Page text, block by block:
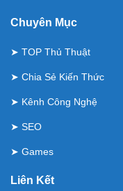
Chuyên Mục
➤ TOP Thủ Thuật
➤ Chia Sẻ Kiến Thức
➤ Kênh Công Nghệ
➤ SEO
➤ Games
Liên Kết